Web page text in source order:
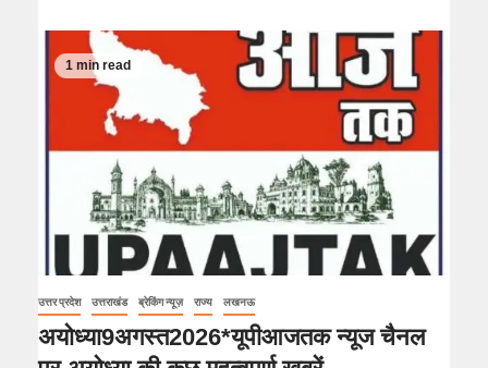
1 min read
उत्तर प्रदेश उत्तराखंड ब्रेकिंग न्यूज़ राज्य लखनऊ
अयोध्या9अगस्त2026*यूपीआजतक न्यूज चैनल